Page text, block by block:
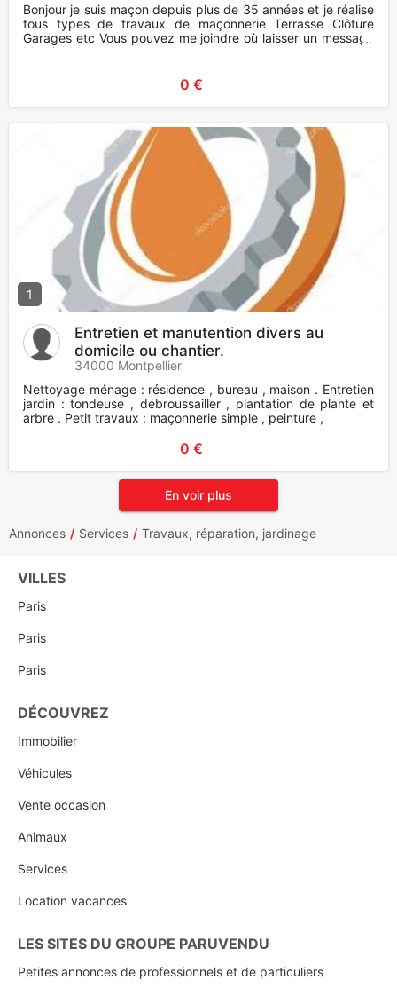
Bonjour je suis maçon depuis plus de 35 années et je réalise
tous types de travaux de maçonnerie Terrasse Clôture
Garages etc Vous pouvez me joindre où laisser un message
Merci
0 €
1
Entretien et manutention divers au
domicile ou chantier.
34000 Montpellier
Nettoyage ménage : résidence , bureau , maison . Entretien
jardin : tondeuse , débroussailler , plantation de plante et
arbre . Petit travaux : maçonnerie simple , peinture ,
0 €
En voir plus
Annonces Services Travaux, réparation, jardinage
VILLES
Paris
Paris
Paris
DÉCOUVREZ
Immobilier
Véhicules
Vente occasion
Animaux
Services
Location vacances
LES SITES DU GROUPE PARUVENDU
Petites annonces de professionnels et de particuliers